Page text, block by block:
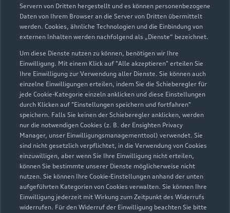
Servern von Dritten hergestellt und es können personenbezogene
Daten von Ihrem Browser an die Server von Dritten übermittelt
werden. Cookies, ähnliche Technologien und die Einbindung von
externen Inhalten werden nachfolgend als „Dienste“ bezeichnet.
Um diese Dienste nutzen zu können, benötigen wir Ihre
Einwilligung. Mit einem Klick auf "Alle akzeptieren" erteilen Sie
Ihre Einwilligung zur Verwendung aller Dienste. Sie können auch
einzelne Einwilligungen erteilen, indem Sie die Schieberegler für
jede Cookie-Kategorie einzeln anklicken und diese Einstellungen
durch Klicken auf "Einstellungen speichern und fortfahren"
speichern. Falls Sie keinen der Schieberegler anklicken, werden
nur die notwendigen Cookies (z. B. der Ensighten Privacy
Manager, unser Einwilligungsmanagementtool) verwendet. Sie
sind nicht gesetzlich verpflichtet, in die Verwendung von Cookies
einzuwilligen, aber wenn Sie Ihre Einwilligung nicht erteilen,
können Sie bestimmte unserer Dienste möglicherweise nicht
nutzen. Sie können Ihre Cookie-Einstellungen anhand der unten
aufgeführten Kategorien von Cookies verwalten. Sie können Ihre
Einwilligung jederzeit mit Wirkung zum Zeitpunkt des Widerrufs
widerrufen. Für den Widerruf der Einwilligung beachten Sie bitte
Audi Pflegemitteltasche
Sommer
Damit Ihr Audi auch im Sommer glänzt: die
passende Pflege in einer Tasche.
Zur Audi Shopping World